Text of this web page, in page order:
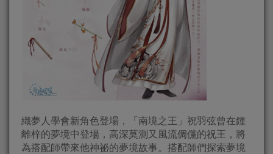
織夢人學會新角色登場，「南境之王」祝羽弦曾在鍾
離梓的夢境中登場，高深莫測又風流倜儻的祝王，將
為搭配師帶來他神祕的夢境故事。搭配師們探索夢境